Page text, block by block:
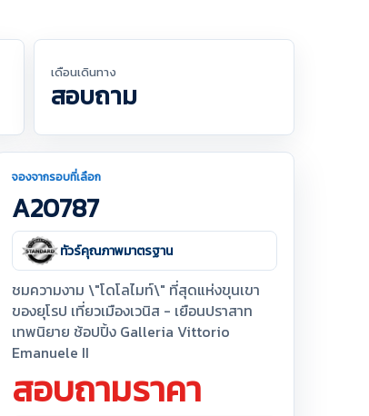
เดือนเดินทาง
สอบถาม
จองจากรอบที่เลือก
A20787
ทัวร์คุณภาพมาตรฐาน
ชมความงาม \"โดโลไมท์\" ที่สุดแห่งขุนเขา
ของยุโรป เที่ยวเมืองเวนิส - เยือนปราสาท
เทพนิยาย ช้อปปิ้ง Galleria Vittorio
Emanuele II
สอบถามราคา